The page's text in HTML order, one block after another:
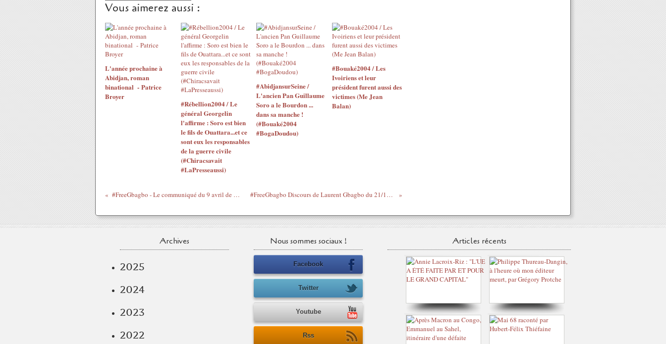
Vous aimerez aussi :
L'année prochaine à
Abidjan, roman
binational - Patrice
Broyer
#Rébellion2004 / Le
général Georgelin
l'affirme : Soro est bien
le fils de Ouattara...et ce
sont eux les responsables
de la guerre civile
(#Chiracsavait
#LaPresseaussi)
#AbidjansurSeine /
L'ancien Pan Guillaume
Soro a le Bourdon ...
dans sa manche !
(#Bouaké2004
#BogaDoudou)
#Bouaké2004 / Les
Ivoiriens et leur
président furent aussi des
victimes (Me Jean
Balan)
#FreeGbagbo - Le communiqué du 9 avril de Don Mello cité par la défense #FreeGbagbo Discours de Laurent Gbagbo du 21/12/10 cité par la défense à la CPI
Archives
2025
2024
2023
2022
Nous sommes sociaux !
Facebook
Twitter
Youtube
Rss
Articles récents